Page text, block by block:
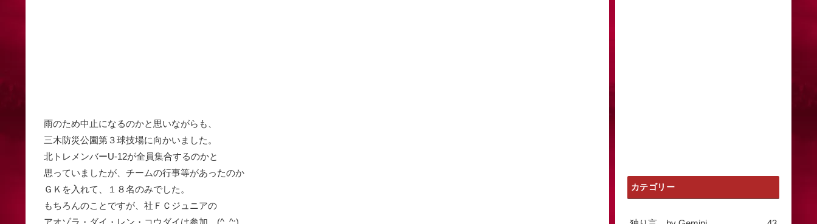
雨のため中止になるのかと思いながらも、
三木防災公園第３球技場に向かいました。
北トレメンバーU-12が全員集合するのかと
思っていましたが、チームの行事等があったのか
ＧＫを入れて、１８名のみでした。
もちろんのことですが、社ＦＣジュニアの
アオゾラ・ダイ・レン・コウダイは参加。(^_^;)
カテゴリー